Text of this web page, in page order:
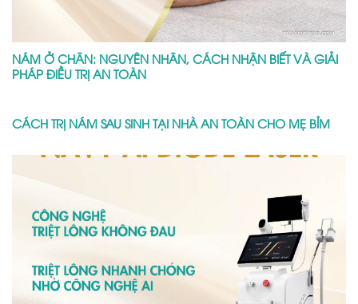
NÁM Ở CHÂN: NGUYÊN NHÂN, CÁCH NHẬN BIẾT VÀ GIẢI
PHÁP ĐIỀU TRỊ AN TOÀN
CÁCH TRỊ NÁM SAU SINH TẠI NHÀ AN TOÀN CHO MẸ BỈM